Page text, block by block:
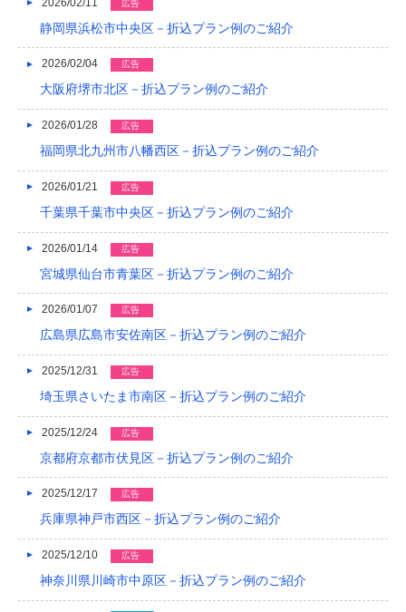
2019/04
2019/03
2019/02
2019/01
2018/12
2018/10
2018/09
2018/07
2018/06
2018/05
2018/04
2018/01
2017/12
広告
静岡県浜松市中央区－折込プラン例のご紹介
2026/02/04 広告
大阪府堺市北区－折込プラン例のご紹介
2026/01/28 広告
福岡県北九州市八幡西区－折込プラン例のご紹介
2026/01/21 広告
千葉県千葉市中央区－折込プラン例のご紹介
2026/01/14 広告
宮城県仙台市青葉区－折込プラン例のご紹介
2026/01/07 広告
広島県広島市安佐南区－折込プラン例のご紹介
2025/12/31 広告
埼玉県さいたま市南区－折込プラン例のご紹介
2025/12/24 広告
京都府京都市伏見区－折込プラン例のご紹介
2025/12/17 広告
兵庫県神戸市西区－折込プラン例のご紹介
2025/12/10 広告
神奈川県川崎市中原区－折込プラン例のご紹介